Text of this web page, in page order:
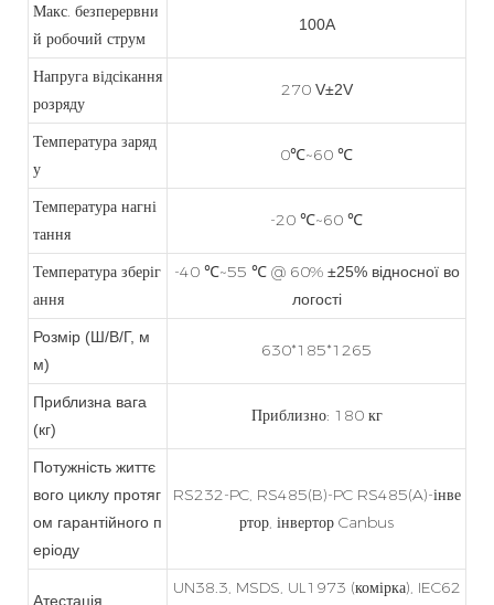
Макс. безперервни
й робочий струм
100A
Напруга відсікання
розряду
270 V±2V
Температура заряд
у
0℃~60 ℃
Температура нагні
тання
-20 ℃~60 ℃
Температура зберіг
ання
-40 ℃~55 ℃ @ 60% ±25% відносної во
логості
Розмір (Ш/В/Г, м
м)
630*185*1265
Приблизна вага
(кг)
Приблизно: 180 кг
Потужність життє
вого циклу протяг
ом гарантійного п
еріоду
RS232-PC, RS485(B)-PC RS485(A)-інве
ртор, інвертор Canbus
Атестація
UN38.3, MSDS, UL1973 (комірка), IEC62